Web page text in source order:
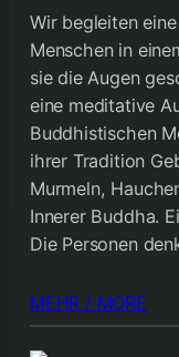
Wir begleiten
Menschen in
sie die Augen
eine meditative
Buddhistischen
ihrer Tradition
Murmeln,
Innerer Buddha.
Die Personen
MEHR / MORE